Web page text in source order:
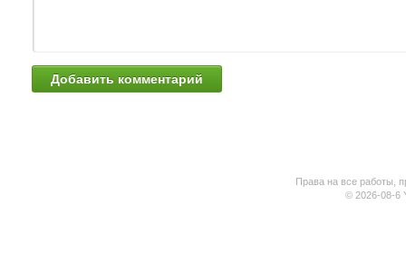
Права на все работы,
© 2026-08-6